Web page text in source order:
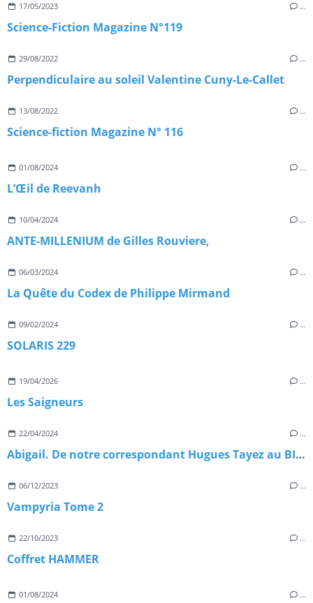
17/05/2023 …
Science-Fiction Magazine N°119
29/08/2022 …
Perpendiculaire au soleil Valentine Cuny-Le-Callet
13/08/2022 …
Science-fiction Magazine N° 116
01/08/2024 …
L’Œil de Reevanh
10/04/2024 …
ANTE-MILLENIUM de Gilles Rouviere,
06/03/2024 …
La Quête du Codex de Philippe Mirmand
09/02/2024 …
SOLARIS 229
19/04/2026 …
Les Saigneurs
22/04/2024 …
Abigail. De notre correspondant Hugues Tayez au BIFFF 2024
06/12/2023 …
Vampyria Tome 2
22/10/2023 …
Coffret HAMMER
01/08/2024 …